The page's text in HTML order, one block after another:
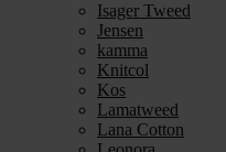
Isager Tweed
Jensen
kamma
Knitcol
Kos
Lamatweed
Lana Cotton